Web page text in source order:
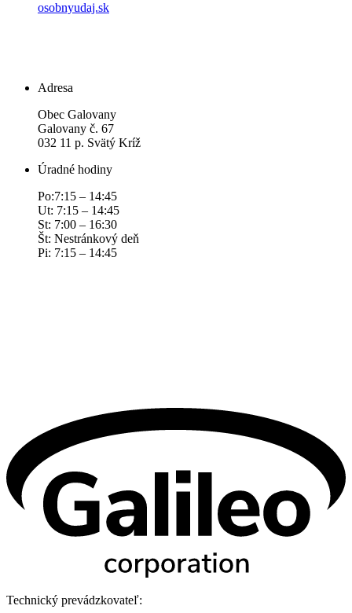
osobnyudaj.sk
Adresa
Obec Galovany
Galovany č. 67
032 11 p. Svätý Kríž
Úradné hodiny
Po:7:15 – 14:45
Ut: 7:15 – 14:45
St: 7:00 – 16:30
Št: Nestránkový deň
Pi: 7:15 – 14:45
Technický prevádzkovateľ: